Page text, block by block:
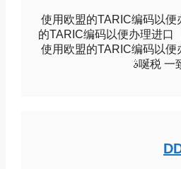
使用欧盟的TARIC编码以
的TARIC编码以便办理进
使用欧盟的TARIC编码以